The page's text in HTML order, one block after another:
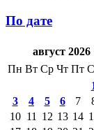
По дате
август 2026
Пн Вт Ср Чт Пт
3
4 5 6 7
10 11 12 13 14